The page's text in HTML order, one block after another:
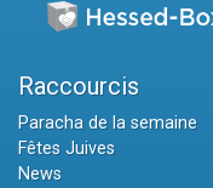
Raccourcis
Paracha de la semaine
Fêtes Juives
News